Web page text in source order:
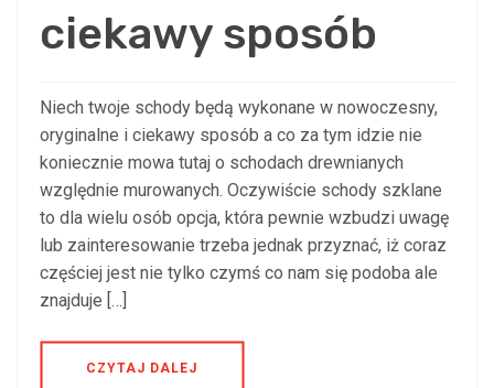
ciekawy sposób
Niech twoje schody będą wykonane w nowoczesny,
oryginalne i ciekawy sposób a co za tym idzie nie
koniecznie mowa tutaj o schodach drewnianych
względnie murowanych. Oczywiście schody szklane
to dla wielu osób opcja, która pewnie wzbudzi uwagę
lub zainteresowanie trzeba jednak przyznać, iż coraz
częściej jest nie tylko czymś co nam się podoba ale
znajduje […]
CZYTAJ DALEJ